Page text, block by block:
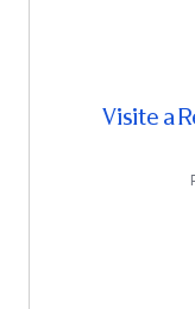
Visite a